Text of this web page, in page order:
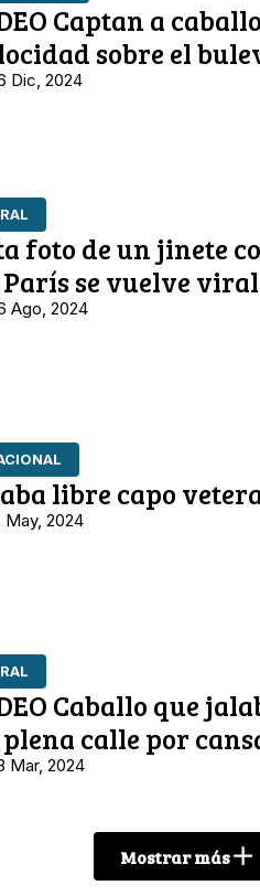
Captan a
sobre el
Dic, 2024
foto de un jinete
se vuelve viral
Ago, 2024
libre capo
May, 2024
Caballo que
calle por
Mar, 2024
Mostrar más